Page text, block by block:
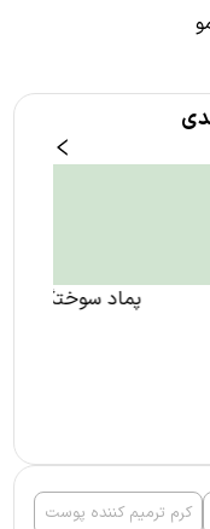
کرم ترمیم کننده پوست